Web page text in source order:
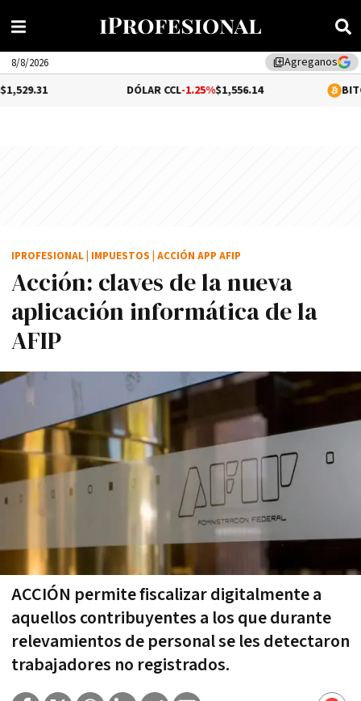
library_addAgreganos
8/8/2026
-1.25%$1,556.14 -0.02%
Acción: claves de la nueva
aplicación informática de la
AFIP
ACCIÓN permite fiscalizar digitalmente a
aquellos contribuyentes a los que durante
relevamientos de personal se les detectaron
trabajadores no registrados.
IPROFESIONAL IMPUESTOS ACCIÓN APP AFIP